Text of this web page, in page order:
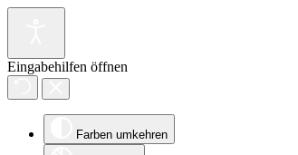
Eingabehilfen öffnen
Farben umkehren